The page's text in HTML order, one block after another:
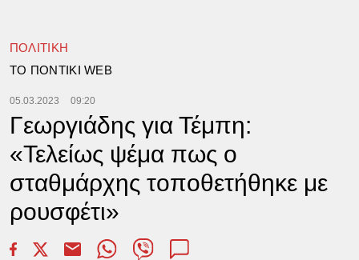
ΠΟΛΙΤΙΚΗ
TΟ ΠΟΝΤΙΚΙ WEB
05.03.2023 09:20
Γεωργιάδης για Τέμπη:
«Τελείως ψέμα πως ο
σταθμάρχης τοποθετήθηκε με
ρουσφέτι»